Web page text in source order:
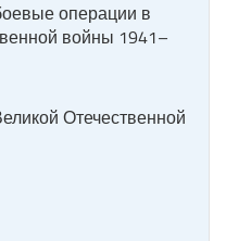
операции в
войны 1941–
Отечественной